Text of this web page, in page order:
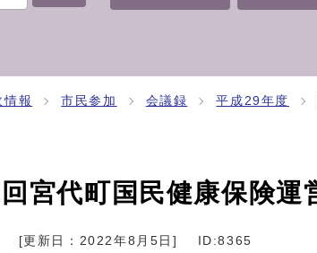
情報 市民参加 会議録 平成29年度
宮代町国民健康保険運
[更新日： 2022年8月5日] ID:8365